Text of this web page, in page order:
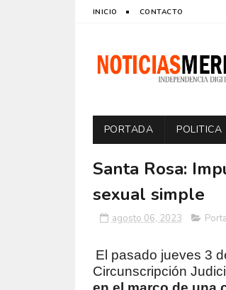
INICIO CONTACTO
PORTADA POLITICA
Santa Rosa:
sexual simple
agosto 06, 2023
El pasado jueves 3
Circunscripción